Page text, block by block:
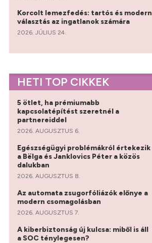
Korcolt lemezfedés: tartós és modern
választás az ingatlanok számára
2026. JÚLIUS 24.
HETI TOP CIKKEK
5 ötlet, ha prémiumabb
kapcsolatépítést szeretnél a
partnereiddel
2026. AUGUSZTUS 6.
Egészségügyi problémákról értekezik
a Bëlga és Janklovics Péter a közös
dalukban
2026. AUGUSZTUS 8.
Az automata zsugorfóliázók előnye a
modern csomagolásban
2026. AUGUSZTUS 7.
A kiberbiztonság új kulcsa: miből is áll
a SOC ténylegesen?